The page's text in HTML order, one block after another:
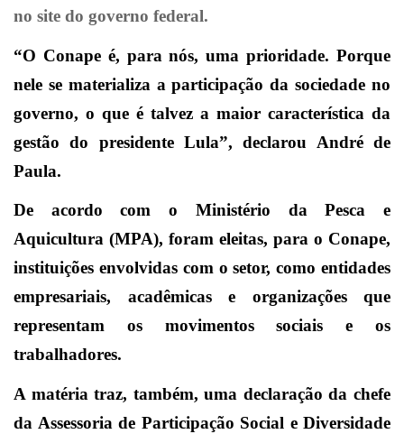
no site do governo federal.
“O Conape é, para nós, uma prioridade. Porque
nele se materializa a participação da sociedade no
governo, o que é talvez a maior característica da
gestão do presidente Lula”, declarou André de
Paula.
De acordo com o Ministério da Pesca e
Aquicultura (MPA), foram eleitas, para o Conape,
instituições envolvidas com o setor, como entidades
empresariais, acadêmicas e organizações que
representam os movimentos sociais e os
trabalhadores.
A matéria traz, também, uma declaração da chefe
da Assessoria de Participação Social e Diversidade